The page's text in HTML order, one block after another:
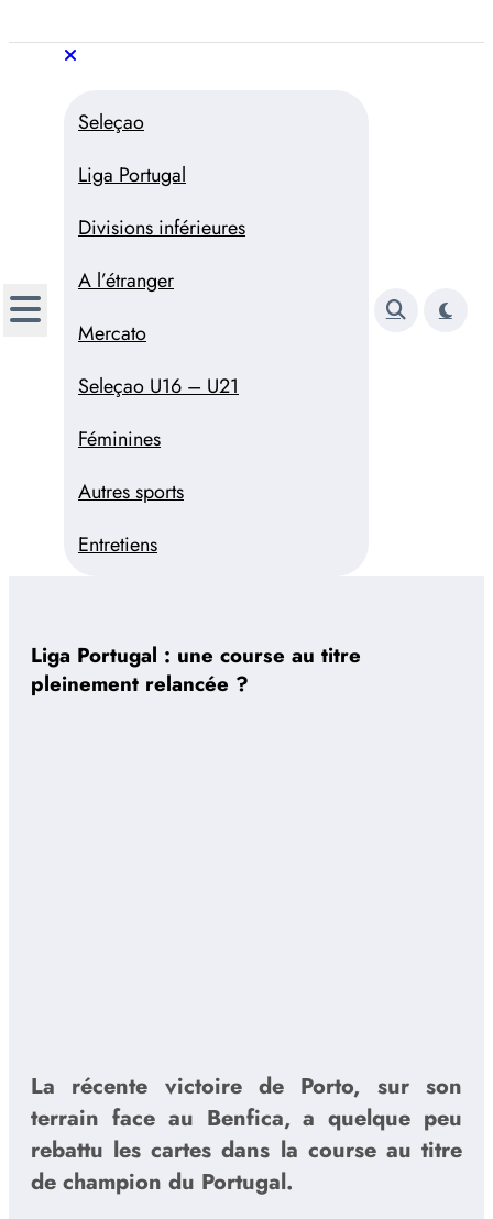
au
Trivela
L'actualité du football portugais
Seleçao
Liga Portugal
Divisions inférieures
A l’étranger
Mercato
Seleçao U16 – U21
Féminines
Autres sports
Entretiens
Liga Portugal : une course au titre
pleinement relancée ?
La récente victoire de Porto, sur son
terrain face au Benfica, a quelque peu
rebattu les cartes dans la course au titre
de champion du Portugal.